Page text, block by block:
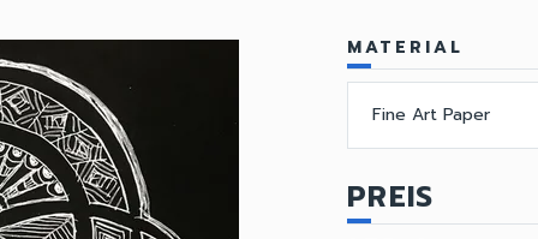
MATERIAL
Fine Art Paper
PREIS